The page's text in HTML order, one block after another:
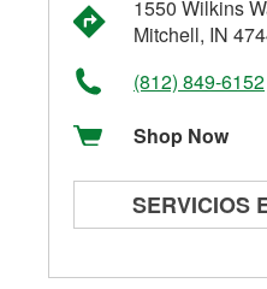
1550 Wilkins
Mitchell, IN
(812) 849-6152
Shop Now
SERVICIOS